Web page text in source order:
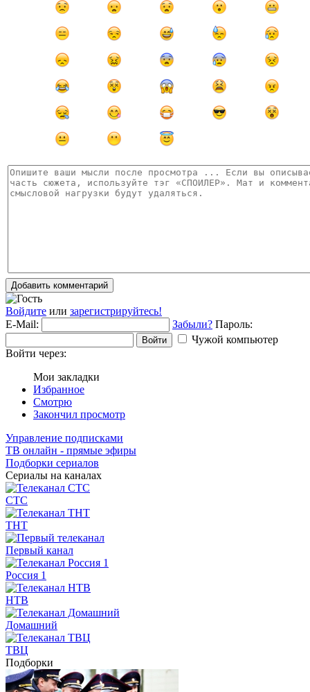
Добавить комментарий
Войдите или зарегистрируйтесь!
E-Mail:
Забыли? Пароль:
Войти
Чужой компьютер
Войти через:
Мои закладки
Избранное
Смотрю
Закончил просмотр
Управление подписками
ТВ онлайн - прямые эфиры
Подборки сериалов
Сериалы на каналах
СТС
ТНТ
Первый канал
Россия 1
НТВ
Домашний
ТВЦ
Подборки